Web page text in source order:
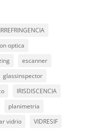
optica
escanner
glassinspector
IRISDISCENCIA
planimetria
vidrio
VIDRESIF